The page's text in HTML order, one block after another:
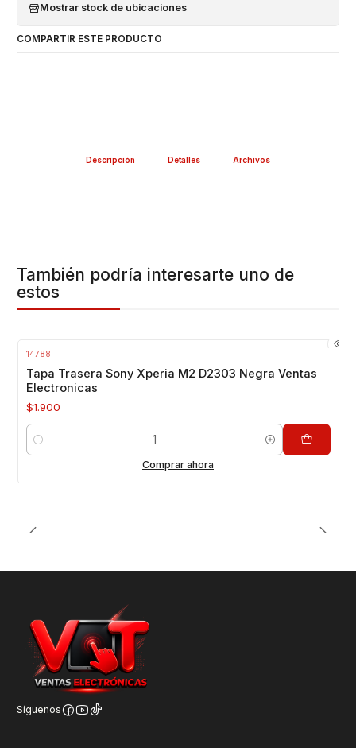
Mostrar stock de ubicaciones
COMPARTIR ESTE PRODUCTO
Descripción Detalles Archivos
También podría interesarte uno de
estos
14788
Tapa Trasera Sony Xperia M2 D2303 Negra Ventas
Electronicas
$1.900
Cantidad
Comprar ahora
Síguenos